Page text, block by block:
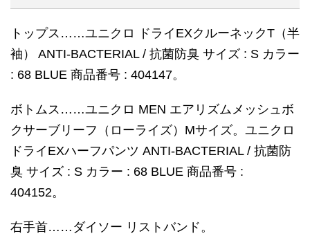
トップス……ユニクロ ドライEXクルーネックT（半
袖） ANTI-BACTERIAL / 抗菌防臭 サイズ : S カラー
: 68 BLUE 商品番号 : 404147。
ボトムス……ユニクロ MEN エアリズムメッシュボ
クサーブリーフ（ローライズ）Mサイズ。ユニクロ
ドライEXハーフパンツ ANTI-BACTERIAL / 抗菌防
臭 サイズ : S カラー : 68 BLUE 商品番号 :
404152。
右手首……ダイソー リストバンド。